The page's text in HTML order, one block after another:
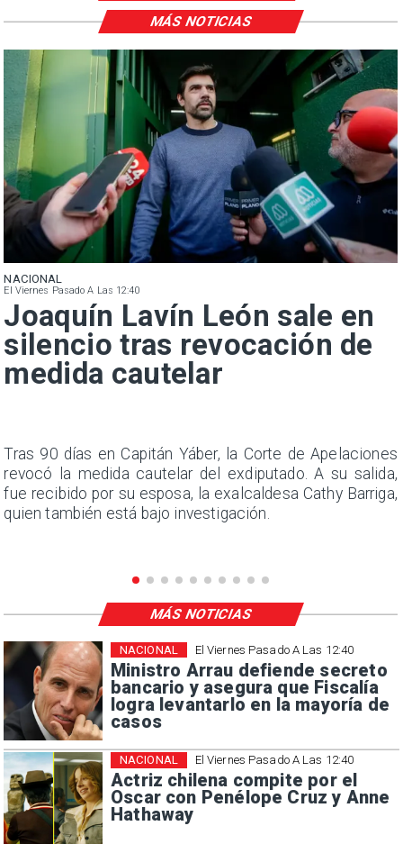
NACIONAL
El Viernes Pasado A Las 12:40
Joaquín Lavín León sale en
silencio tras revocación de
medida cautelar
Tras 90 días en Capitán Yáber, la Corte de Apelaciones
revocó la medida cautelar del exdiputado. A su salida,
fue recibido por su esposa, la exalcaldesa Cathy Barriga,
quien también está bajo investigación.
MÁS NOTICIAS
El Viernes Pasado A Las 12:40
Ministro Arrau defiende secreto
bancario y asegura que Fiscalía
logra levantarlo en la mayoría de
casos
NACIONAL
El Viernes Pasado A Las 12:40
Actriz chilena compite por el
Oscar con Penélope Cruz y Anne
Hathaway
NACIONAL
MÁS NOTICIAS